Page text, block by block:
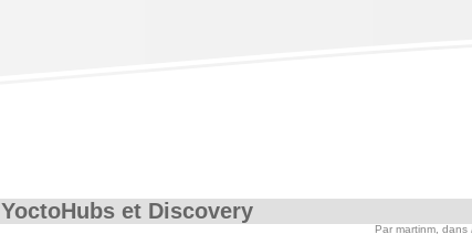
YoctoHubs et Discovery
Par martinm, dans